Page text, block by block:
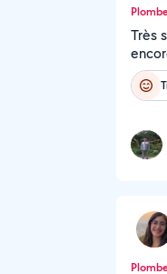
Très